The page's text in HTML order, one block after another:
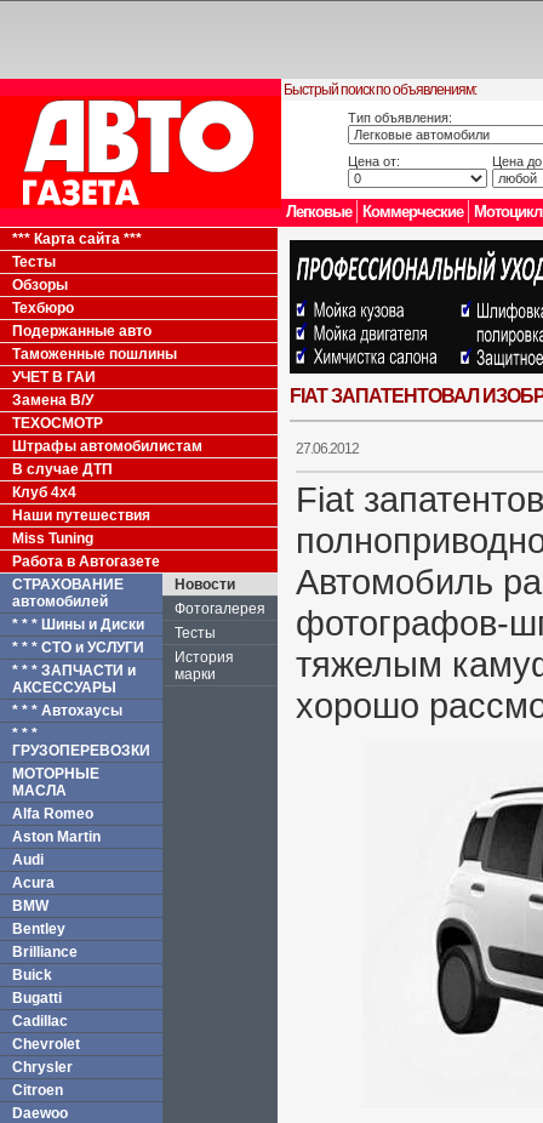
Быстрый поиск по объявлениям:
Тип объявления:
Цена от: Цена
Легковые Коммерческие
*** Карта сайта ***
Тесты
Обзоры
Техбюро
Подержанные авто
Таможенные пошлины
УЧЕТ В ГАИ
Замена В/У
ТЕХОСМОТР
Штрафы автомобилистам
В случае ДТП
Клуб 4x4
Наши путешествия
Miss Tuning
Работа в Автогазете
СТРАХОВАНИЕ
автомобилей
* * * Шины и Диски
* * * СТО и УСЛУГИ
* * * ЗАПЧАСТИ и
АКСЕССУАРЫ
* * * Автохаусы
* * *
ГРУЗОПЕРЕВОЗКИ
МОТОРНЫЕ
МАСЛА
Alfa Romeo
Aston Martin
Audi
Acura
BMW
Bentley
Brilliance
Buick
Bugatti
Cadillac
Chevrolet
Chrysler
Citroen
Daewoo
Новости
Фотогалерея
Тесты
История
марки
FIAT ЗАПАТЕНТОВАЛ
27.06.2012
Fiat
Автомобиль
фотографов-
тяжелым
хорошо